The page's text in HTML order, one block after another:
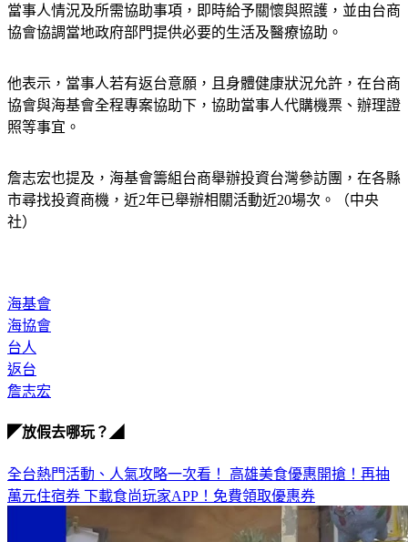
當事人情況及所需協助事項，即時給予關懷與照護，並由台商
協會協調當地政府部門提供必要的生活及醫療協助。
他表示，當事人若有返台意願，且身體健康狀況允許，在台商
協會與海基會全程專案協助下，協助當事人代購機票、辦理證
照等事宜。
詹志宏也提及，海基會籌組台商舉辦投資台灣參訪團，在各縣
市尋找投資商機，近2年已舉辦相關活動近20場次。（中央
社）
海基會
海協會
台人
返台
詹志宏
◤放假去哪玩？◢
全台熱門活動、人氣攻略一次看！ 高雄美食優惠開搶！再抽
萬元住宿券 下載食尚玩家APP！免費領取優惠券